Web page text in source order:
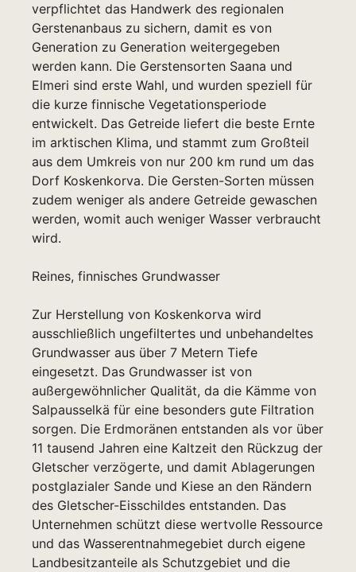
verpflichtet das Handwerk des regionalen
Gerstenanbaus zu sichern, damit es von
Generation zu Generation weitergegeben
werden kann. Die Gerstensorten Saana und
Elmeri sind erste Wahl, und wurden speziell für
die kurze finnische Vegetationsperiode
entwickelt. Das Getreide liefert die beste Ernte
im arktischen Klima, und stammt zum Großteil
aus dem Umkreis von nur 200 km rund um das
Dorf Koskenkorva. Die Gersten-Sorten müssen
zudem weniger als andere Getreide gewaschen
werden, womit auch weniger Wasser verbraucht
wird.
Reines, finnisches Grundwasser
Zur Herstellung von Koskenkorva wird
ausschließlich ungefiltertes und unbehandeltes
Grundwasser aus über 7 Metern Tiefe
eingesetzt. Das Grundwasser ist von
außergewöhnlicher Qualität, da die Kämme von
Salpausselkä für eine besonders gute Filtration
sorgen. Die Erdmoränen entstanden als vor über
11 tausend Jahren eine Kaltzeit den Rückzug der
Gletscher verzögerte, und damit Ablagerungen
postglazialer Sande und Kiese an den Rändern
des Gletscher-Eisschildes entstanden. Das
Unternehmen schützt diese wertvolle Ressource
und das Wasserentnahmegebiet durch eigene
Landbesitzanteile als Schutzgebiet und die